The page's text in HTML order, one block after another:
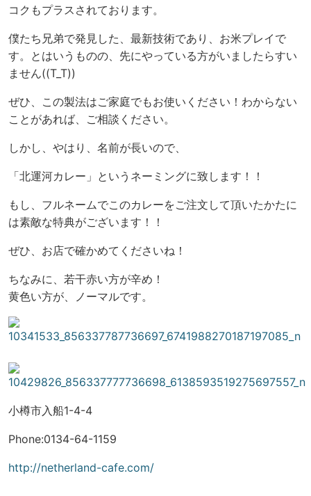
コクもプラスされております。
僕たち兄弟で発見した、最新技術であり、お米プレイで
す。とはいうものの、先にやっている方がいましたらすい
ません((T_T))
ぜひ、この製法はご家庭でもお使いください！わからない
ことがあれば、ご相談ください。
しかし、やはり、名前が長いので、
「北運河カレー」というネーミングに致します！！
もし、フルネームでこのカレーをご注文して頂いたかたに
は素敵な特典がございます！！
ぜひ、お店で確かめてくださいね！
ちなみに、若干赤い方が辛め！
黄色い方が、ノーマルです。
小樽市入船1-4-4
Phone:0134-64-1159
http://netherland-cafe.com/